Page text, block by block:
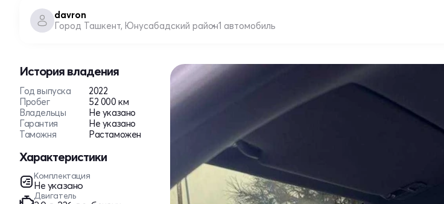
davron
Город Ташкент, Юнусабадский район1 автомобиль
История владения
Год выпуска
2022
Пробег
52 000 км
Владельцы
Не указано
Гарантия
Не указано
Таможня
Растаможен
Характеристики
Комплектация
Не указано
Двигатель